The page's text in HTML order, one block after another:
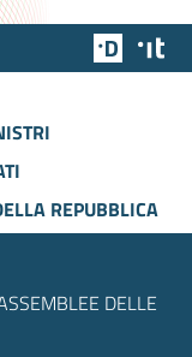
Team
REPUBBLICA
DELLE